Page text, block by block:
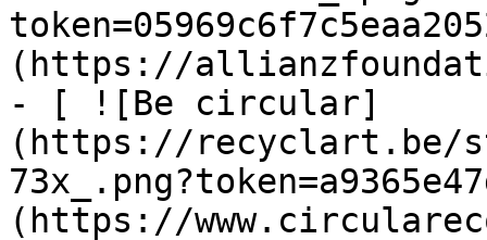
(https://
- [ ![Be circular]
(https://recyclart.be/
(https://